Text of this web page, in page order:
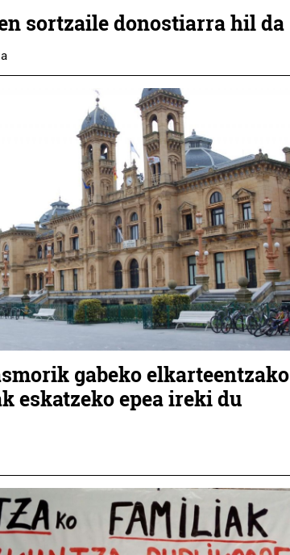
sortzaile donostiarra hil da
gabeko elkarteentzako
eskatzeko epea ireki du